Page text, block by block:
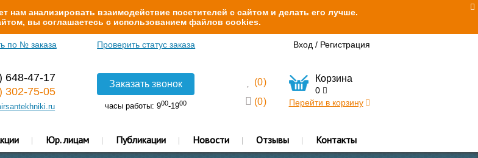
анализировать взаимодействие посетителей с сайтом и делать его лучше.
вы соглашаетесь с использованием файлов cookies.
по № заказа Проверить статус заказа Вход / Регистрация
648-47-17
302-75-05
Заказать звонок
часы работы: 900-1900
(0)
(0)
Корзина
0
Перейти в корзину
Юр. лицам Публикации Новости Отзывы Контакты